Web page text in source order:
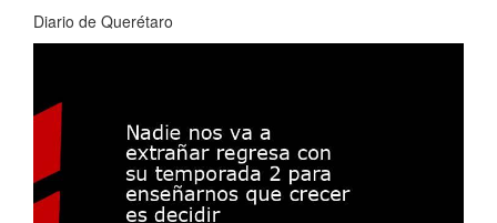
Diario de Querétaro